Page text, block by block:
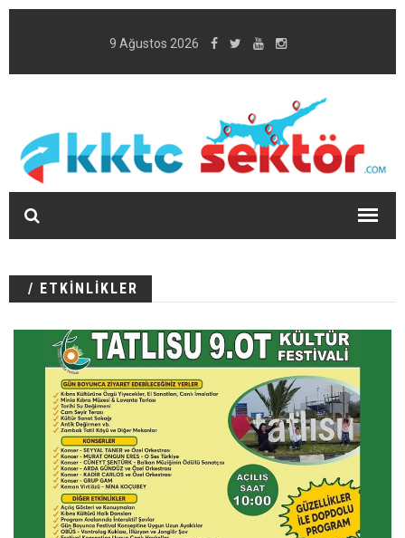
9 Ağustos 2026
/ ETKİNLİKLER